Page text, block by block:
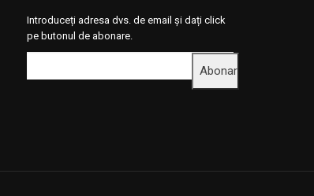
Introduceți adresa dvs. de email și dați click
pe butonul de abonare.